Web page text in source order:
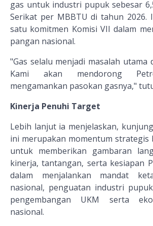
gas untuk industri pupuk sebesar
Serikat per MBBTU di tahun 2026.
satu komitmen Komisi VII dalam
pangan nasional.
"Gas selalu menjadi masalah utama
Kami akan mendorong
mengamankan pasokan gasnya,"
Kinerja Penuhi Target
Lebih lanjut ia menjelaskan,
ini merupakan momentum strategis
untuk memberikan gambaran
kinerja, tantangan, serta kesiapan
dalam menjalankan mandat
nasional, penguatan industri
pengembangan UKM serta
nasional.